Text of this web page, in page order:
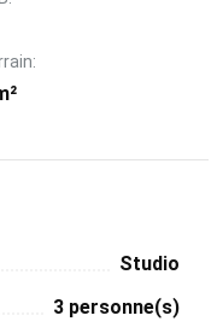
Studio
3 personne(s)